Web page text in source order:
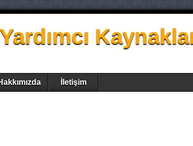
Yardımcı
İletişim